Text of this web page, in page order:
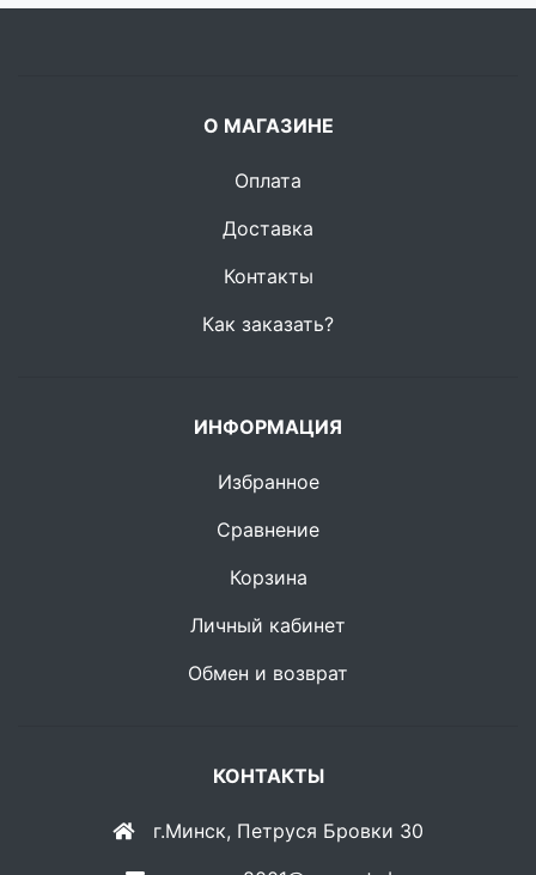
О МАГАЗИНЕ
Оплата
Доставка
Контакты
Как заказать?
ИНФОРМАЦИЯ
Избранное
Сравнение
Корзина
Личный кабинет
Обмен и возврат
КОНТАКТЫ
г.Минск, Петруся Бровки 30